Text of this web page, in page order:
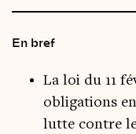
En bref
La loi du 11
obligations
lutte contre